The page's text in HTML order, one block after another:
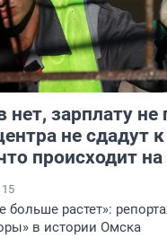
3
нет, зарплату не
не сдадут к
происходит
15
больше растет»:
в истории Омска